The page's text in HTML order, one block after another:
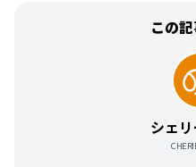
この
シェ